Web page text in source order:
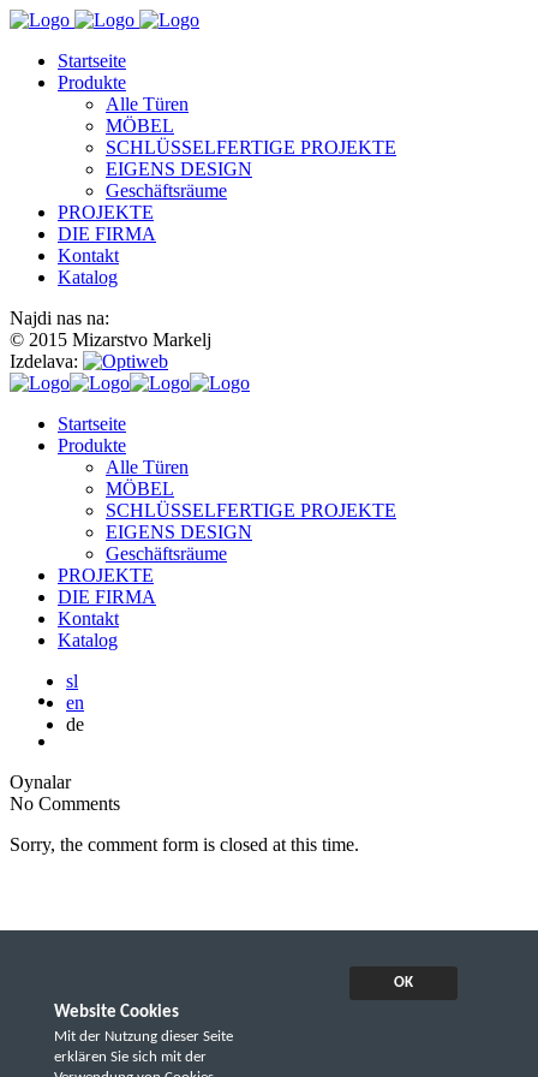
Startseite
Produkte
Alle Türen
MÖBEL
SCHLÜSSELFERTIGE PROJEKTE
EIGENS DESIGN
Geschäftsräume
PROJEKTE
DIE FIRMA
Kontakt
Katalog
Najdi nas na:
© 2015 Mizarstvo Markelj
Izdelava:
Startseite
Produkte
Alle Türen
MÖBEL
SCHLÜSSELFERTIGE PROJEKTE
EIGENS DESIGN
Geschäftsräume
PROJEKTE
DIE FIRMA
Kontakt
Katalog
sl
en
de
Oynalar
No Comments
Sorry, the comment form is closed at this time.
Website Cookies
Mit der Nutzung dieser Seite
erklären Sie sich mit der
OK